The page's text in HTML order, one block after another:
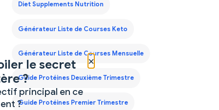
Diet Supplements Nutrition
Générateur Liste de Courses Keto
Générateur Liste de Courses Mensuelle
Guide Protéines Deuxième Trimestre
Guide Protéines Premier Trimestre
×
le secret
?
principal en ce
?